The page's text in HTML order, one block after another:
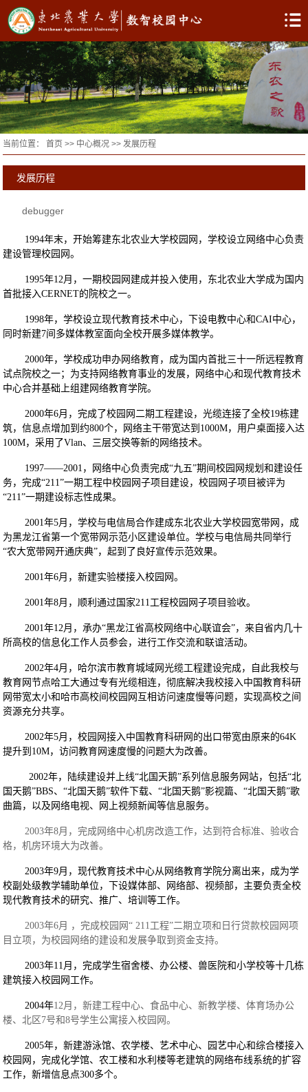
当前位置：首页 >> 中心概况 >>发展历程
发展历程
debugger
1994年末，开始筹建东北农业大学校园网，学校设立网络中心负责
建设管理校园网。
1995年12月，一期校园网建成并投入使用，东北农业大学成为国内
首批接入CERNET的院校之一。
1998年，学校设立现代教育技术中心，下设电教中心和CAI中心，
同时新建7间多媒体教室面向全校开展多媒体教学。
2000年，学校成功申办网络教育，成为国内首批三十一所远程教育
试点院校之一；为支持网络教育事业的发展，网络中心和现代教育技术
中心合并基础上组建网络教育学院。
2000年6月，完成了校园网二期工程建设，光缆连接了全校19栋建
筑，信息点增加到约800个，网络主干带宽达到1000M，用户桌面接入达
100M，采用了Vlan、三层交换等新的网络技术。
1997——2001，网络中心负责完成“九五”期间校园网规划和建设任
务，完成“211”一期工程中校园网子项目建设，校园网子项目被评为
“211”一期建设标志性成果。
2001年5月，学校与电信局合作建成东北农业大学校园宽带网，成
为黑龙江省第一个宽带网示范小区建设单位。学校与电信局共同举行
“农大宽带网开通庆典”，起到了良好宣传示范效果。
2001年6月，新建实验楼接入校园网。
2001年8月，顺利通过国家211工程校园网子项目验收。
2001年12月，承办“黑龙江省高校网络中心联谊会”，来自省内几十
所高校的信息化工作人员参会，进行工作交流和联谊活动。
2002年4月，哈尔滨市教育城域网光缆工程建设完成，自此我校与
教育网节点哈工大通过专有光缆相连，彻底解决我校接入中国教育科研
网带宽太小和哈市高校间校园网互相访问速度慢等问题，实现高校之间
资源充分共享。
2002年5月，校园网接入中国教育科研网的出口带宽由原来的64K
提升到10M，访问教育网速度慢的问题大为改善。
2002年，陆续建设并上线“北国天鹅”系列信息服务网站，包括“北
国天鹅”BBS、“北国天鹅”软件下载、“北国天鹅”影视篇、“北国天鹅”歌
曲篇，以及网络电视、网上视频新闻等信息服务。
2003年8月，完成网络中心机房改造工作，达到符合标准、验收合
格，机房环境大为改善。
2003年9月，现代教育技术中心从网络教育学院分离出来，成为学
校副处级教学辅助单位，下设媒体部、网络部、视频部，主要负责全校
现代教育技术的研究、推广、培训等工作。
2003年6月 ，完成校园网“ 211工程”二期立项和日行贷款校园网项
目立项，为校园网络的建设和发展争取到资金支持。
2003年11月，完成学生宿舍楼、办公楼、兽医院和小学校等十几栋
建筑接入校园网工作。
2004年12月，新建工程中心、食品中心、新教学楼、体育场办公
楼、北区7号和8号学生公寓接入校园网。
2005年，新建游泳馆、农学楼、艺术中心、园艺中心和综合楼接入
校园网，完成化学馆、农工楼和水利楼等老建筑的网络布线系统的扩容
工作，新增信息点300多个。